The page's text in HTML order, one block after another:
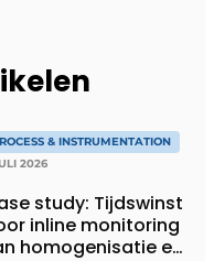
& INSTRUMENTATION
2026
study: Tijdswinst
inline monitoring
homogenisatie en